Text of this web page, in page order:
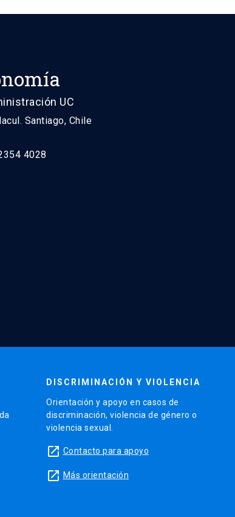
UC
Santiago, Chile
4028
DISCRIMINACIÓN Y VIOLENCIA
Orientación y apoyo en casos de
discriminación, violencia de género o
violencia sexual.
launch Contacto para apoyo
launch Más orientación